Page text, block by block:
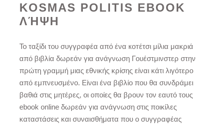
KOSMAS POLITIS EBOOK
ΛΉΨΗ
Το ταξίδι του συγγραφέα από ένα котέτσι μίλια μακριά
από βιβλία δωρεάν για ανάγνωση Γουέστμινστερ στην
πρώτη γραμμή μιας εθνικής κρίσης είναι κάτι λιγότερο
από εμπνευσμένο. Είναι ένα βιβλίο που θα συνδράμει
βαθιά στις μητέρες, οι οποίες θα βρουν τον εαυτό τους
ebook online δωρεάν για ανάγνωση στις ποικίλες
καταστάσεις και συναισθήματα που ο συγγραφέας